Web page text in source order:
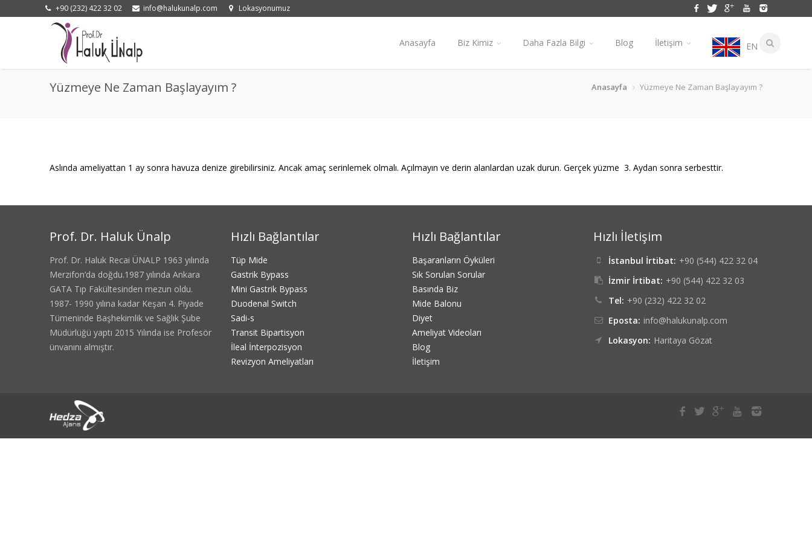
+90 (232) 422 32 02 info@halukunalp.com Lokasyonumuz
Anasayfa Biz Kimiz Daha Fazla Bilgi Blog İletişim EN
Yüzmeye Ne Zaman Başlayayım ? Anasayfa Yüzmeye Ne Zaman Başlayayım ?
Aslında ameliyattan 1 ay sonra havuza denize girebilirsiniz. Ancak amaç serinlemek olmalı. Açılmayın ve derin alanlardan uzak durun. Gerçek yüzme 3. Aydan sonra serbesttir.
Prof. Dr. Haluk Ünalp
Prof. Dr. Haluk Recai ÜNALP 1963 yılında
Merzifon’da doğdu.1987 yılında Ankara
GATA Tıp Fakültesinden mezun oldu.
1987- 1990 yılına kadar Keşan 4. Piyade
Tümeninde Başhekimlik ve Sağlık Şube
Müdürlüğü yaptı 2015 Yılında ise Profesör
ünvanını almıştır.
Hızlı Bağlantılar
Tüp Mide
Gastrik Bypass
Mini Gastrik Bypass
Duodenal Switch
Sadi-s
Transit Bipartisyon
İleal İnterpozisyon
Revizyon Ameliyatları
Hızlı Bağlantılar
Başaranların Öyküleri
Sık Sorulan Sorular
Basında Biz
Mide Balonu
Diyet
Ameliyat Videoları
Blog
İletişim
Hızlı İletişim
İstanbul İrtibat: +90 (544) 422 32 04
İzmir İrtibat: +90 (544) 422 32 03
Tel: +90 (232) 422 32 02
Eposta: info@halukunalp.com
Lokasyon: Haritaya Gözat